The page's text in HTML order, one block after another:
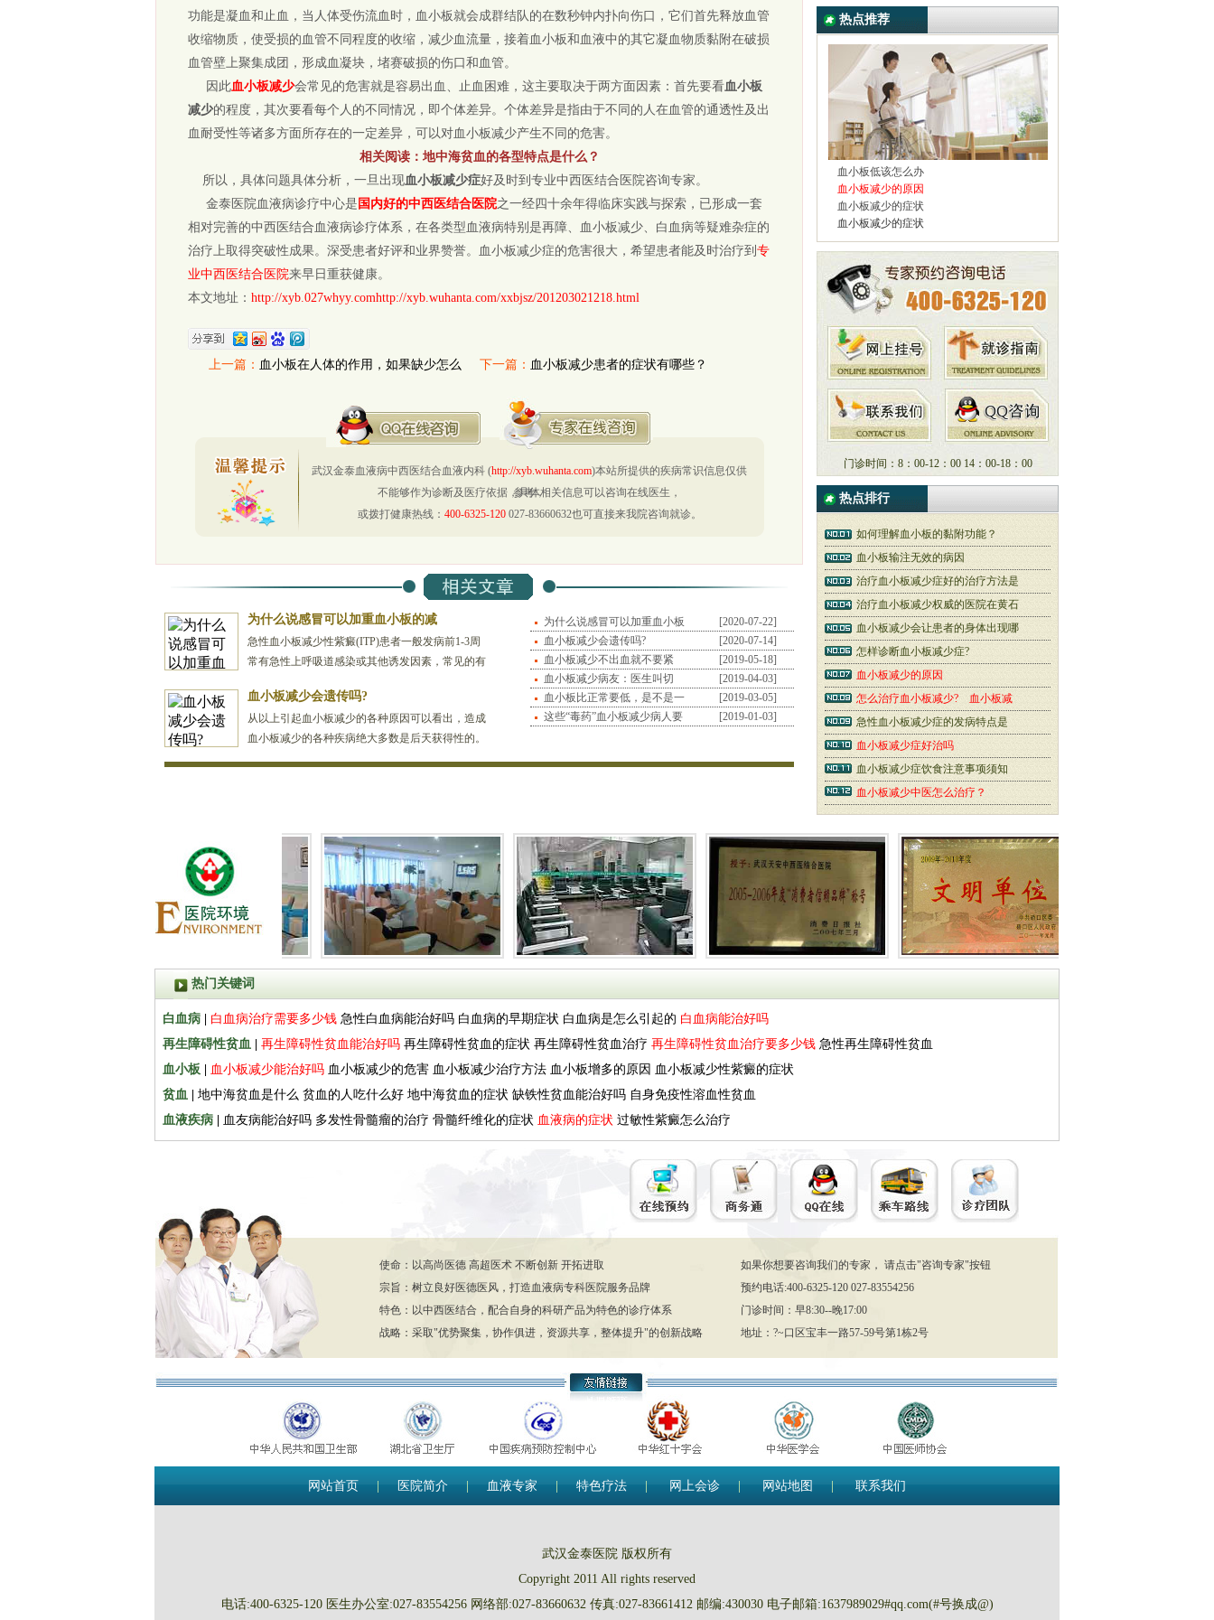
功能是凝血和止血，当人体受伤流血时，血小板就会成群结队的在数秒钟内扑向伤口，它们首先释放血管
收缩物质，使受损的血管不同程度的收缩，减少血流量，接着血小板和血液中的其它凝血物质黏附在破损
血管壁上聚集成团，形成血凝块，堵赛破损的伤口和血管。
因此血小板减少会常见的危害就是容易出血、止血困难，这主要取决于两方面因素：首先要看血小板
减少的程度，其次要看每个人的不同情况，即个体差异。个体差异是指由于不同的人在血管的通透性及出
血耐受性等诸多方面所存在的一定差异，可以对血小板减少产生不同的危害。
相关阅读： 地中海贫血的各型特点是什么？
所以，具体问题具体分析，一旦出现血小板减少症好及时到专业中西医结合医院咨询专家。
金泰医院血液病诊疗中心是 国内好的中西医结合医院之一经四十余年得临床实践与探索，已形成一套
相对完善的中西医结合血液病诊疗体系，在各类型血液病特别是再障、血小板减少、白血病等疑难杂症的
治疗上取得突破性成果。深受患者好评和业界赞誉。血小板减少症的危害很大，希望患者能及时治疗到 专
业中西医结合医院来早日重获健康。
本文地址： http://xyb.027whyy.comhttp://xyb.wuhanta.com/xxbjsz/201203021218.html
上一篇： 血小板在人体的作用，如果缺少怎么
下一篇： 血小板减少患者的症状有哪些？
武汉金泰血液病中西医结合血液内科 (http://xyb.wuhanta.com)本站所提供的疾病常识信息仅供
参考，
不能够作为诊断及医疗依据，具体相关信息可以咨询在线医生，
或拨打健康热线： 400-6325-120027-83660632也可直接来我院咨询就诊。
为什么说感冒可以加重血小板的减
急性血小板减少性紫癜(ITP)患者一般发病前1-3周
常有急性上呼吸道感染或其他诱发因素，常见的有
关，其中包括疱疹类病...[详情]
血小板减少会遗传吗?
从以上引起血小板减少的各种原因可以看出，造成
血小板减少的各种疾病绝大多数是后天获得性的。
为什么说感冒可以加重血小板
的减
[2020-07-22]
血小板减少会遗传吗?
[2020-07-14]
血小板减少不出血就不要紧
吗？
[2019-05-18]
血小板减少病友：医生叫切
脾，该
[2019-04-03]
血小板比正常要低，是不是一
定要
[2019-03-05]
这些“毒药”血小板减少病人要
[2019-01-03]
热点推荐
血小板低该怎么办
血小板减少的原因
血小板减少的症状
血小板减少的症状
门诊时间：8：00-12：00 14：00-18：00
热点排行
如何理解血小板的黏附功能？
血小板输注无效的病因
治疗血小板减少症好的治疗方法是
治疗血小板减少权威的医院在黄石
血小板减少会让患者的身体出现哪
怎样诊断血小板减少症?
血小板减少的原因
怎么治疗血小板减少? 血小板减
急性血小板减少症的发病特点是
血小板减少症好治吗
血小板减少症饮食注意事项须知
血小板减少中医怎么治疗？
热门关键词
白血病 白血病治疗需要多少钱 急性白血病能治好吗 白血病的早期症状 白血病是怎么引起的 白血病能治好吗
再生障碍性贫血
再生障碍性贫血能治好吗 再生障碍性贫血的症状 再生障碍性贫血治疗 再生障碍性贫血治疗要多少钱 急性再生障碍性贫血
血小板
血小板减少能治好吗 血小板减少的危害 血小板减少治疗方法 血小板增多的原因 血小板减少性紫癜的症状
贫血
地中海贫血是什么 贫血的人吃什么好 地中海贫血的症状 缺铁性贫血能治好吗 自身免疫性溶血性贫血
血液疾病
血友病能治好吗 多发性骨髓瘤的治疗 骨髓纤维化的症状 血液病的症状 过敏性紫癜怎么治疗
使命：以高尚医德 高超医术 不断创新 开拓进取
宗旨：树立良好医德医风，打造血液病专科医院服务品牌
特色：以中西医结合，配合自身的科研产品为特色的诊疗体系
战略：采取"优势聚集，协作俱进，资源共享，整体提升"的创新战略
如果你想要咨询我们的专家， 请点击"咨询专家"按钮
预约电话:400-6325-120 027-83554256
门诊时间：早8:30--晚17:00
地址：?~口区宝丰一路57-59号第1栋2号
网站首页 医院简介 血液专家 特色疗法 网上会诊 网站地图 联系我们
武汉金泰医院 版权所有
Copyright 2011 All rights reserved
电话:400-6325-120 医生办公室:027-83554256 网络部:027-83660632 传真:027-83661412 邮编:430030 电子邮箱:1637989029#qq.com(#号换成@)